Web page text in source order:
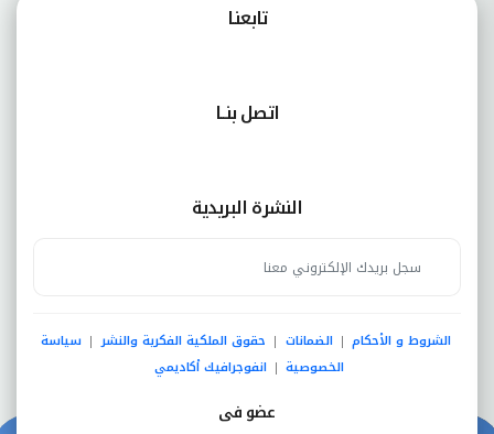
تابعنـا
اتصل بنــا
النشرة البريدية
الشروط و الأحكام | الضمانات | حقوق الملكية الفكرية والنشر | سياسة
الخصوصية | انفوجرافيك أكاديمي
عضو فى